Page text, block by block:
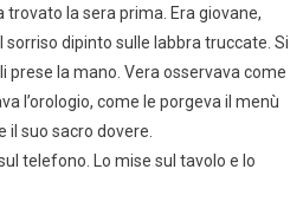
la sera prima. Era giovane,
dipinto sulle labbra truccate. Si
prese la mano. Vera osservava come
l’orologio, come le porgeva il menù
suo sacro dovere.
telefono. Lo mise sul tavolo e lo